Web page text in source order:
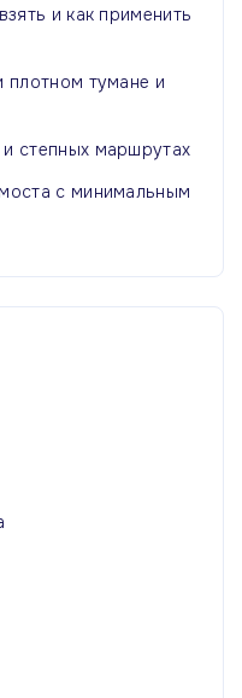
и как применить
плотном тумане и
степных маршрутах
с минимальным